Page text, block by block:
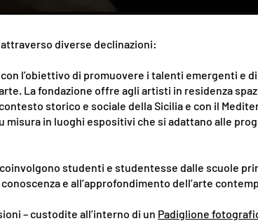
diverse declinazioni:
con l’obiettivo di promuovere i talenti emergenti e
La fondazione offre agli artisti in residenza
storico e sociale della Sicilia e con il
misura in luoghi espositivi che si adattano alle
studenti e studentesse dalle scuole
e all’approfondimento dell’arte
– custodite all’interno di un Padiglione